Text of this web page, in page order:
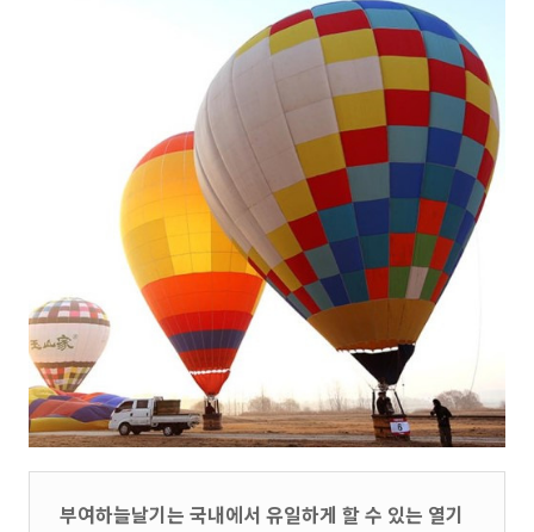
부여하늘날기는 국내에서 유일하게 할 수 있는 열기